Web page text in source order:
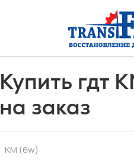
Купить гдт
на заказ
KM (6w)